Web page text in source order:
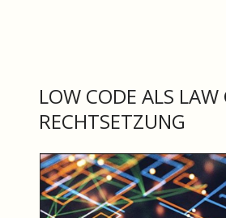
LOW CODE ALS
RECHTSETZUNG